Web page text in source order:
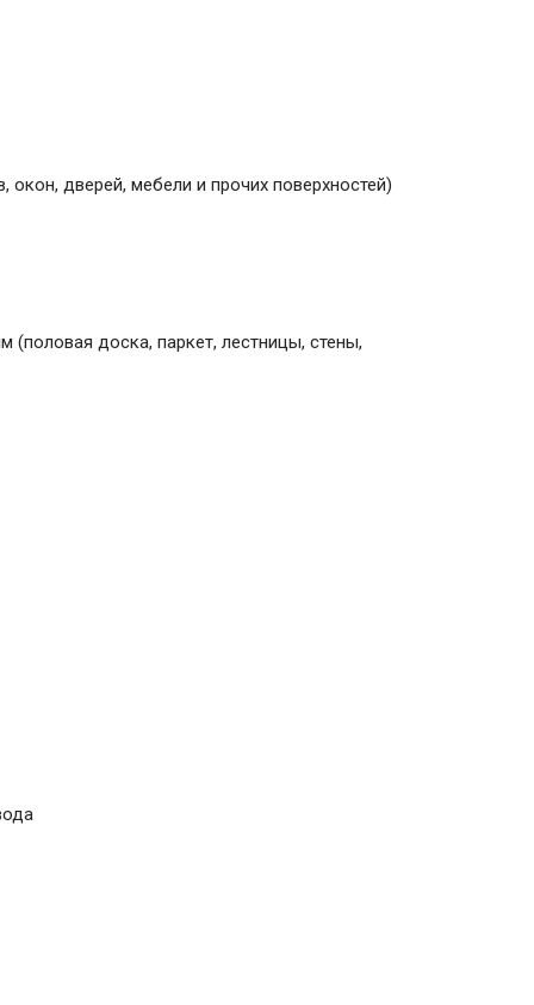
окон, дверей, мебели и прочих поверхностей)
доска, паркет, лестницы, стены,